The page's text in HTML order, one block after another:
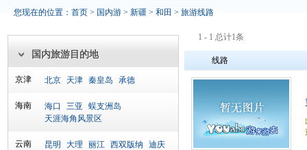
您现在的位置： 首页 > 国内游 > 新疆 > 和田 > 旅游线路
国内旅游目的地
京津 北京 天津 秦皇岛 承德
海南 海口 三亚
蜈支洲岛
天涯海角风景区
云南 昆明 大理 丽江 西双版纳 迪庆
1 - 1 总计1条
线路